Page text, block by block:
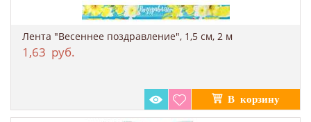
Лента "Весеннее поздравление", 1,5 см, 2 м
1,63 руб.